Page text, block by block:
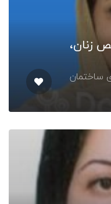
زنان،
ساختمان